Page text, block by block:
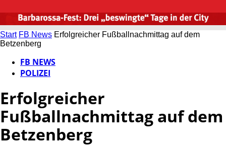
Start FB News Erfolgreicher Fußballnachmittag auf dem
Betzenberg
FB NEWS
POLIZEI
Erfolgreicher
Fußballnachmittag auf dem
Betzenberg